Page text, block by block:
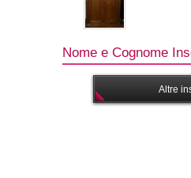
Nome e Cognome
Altre